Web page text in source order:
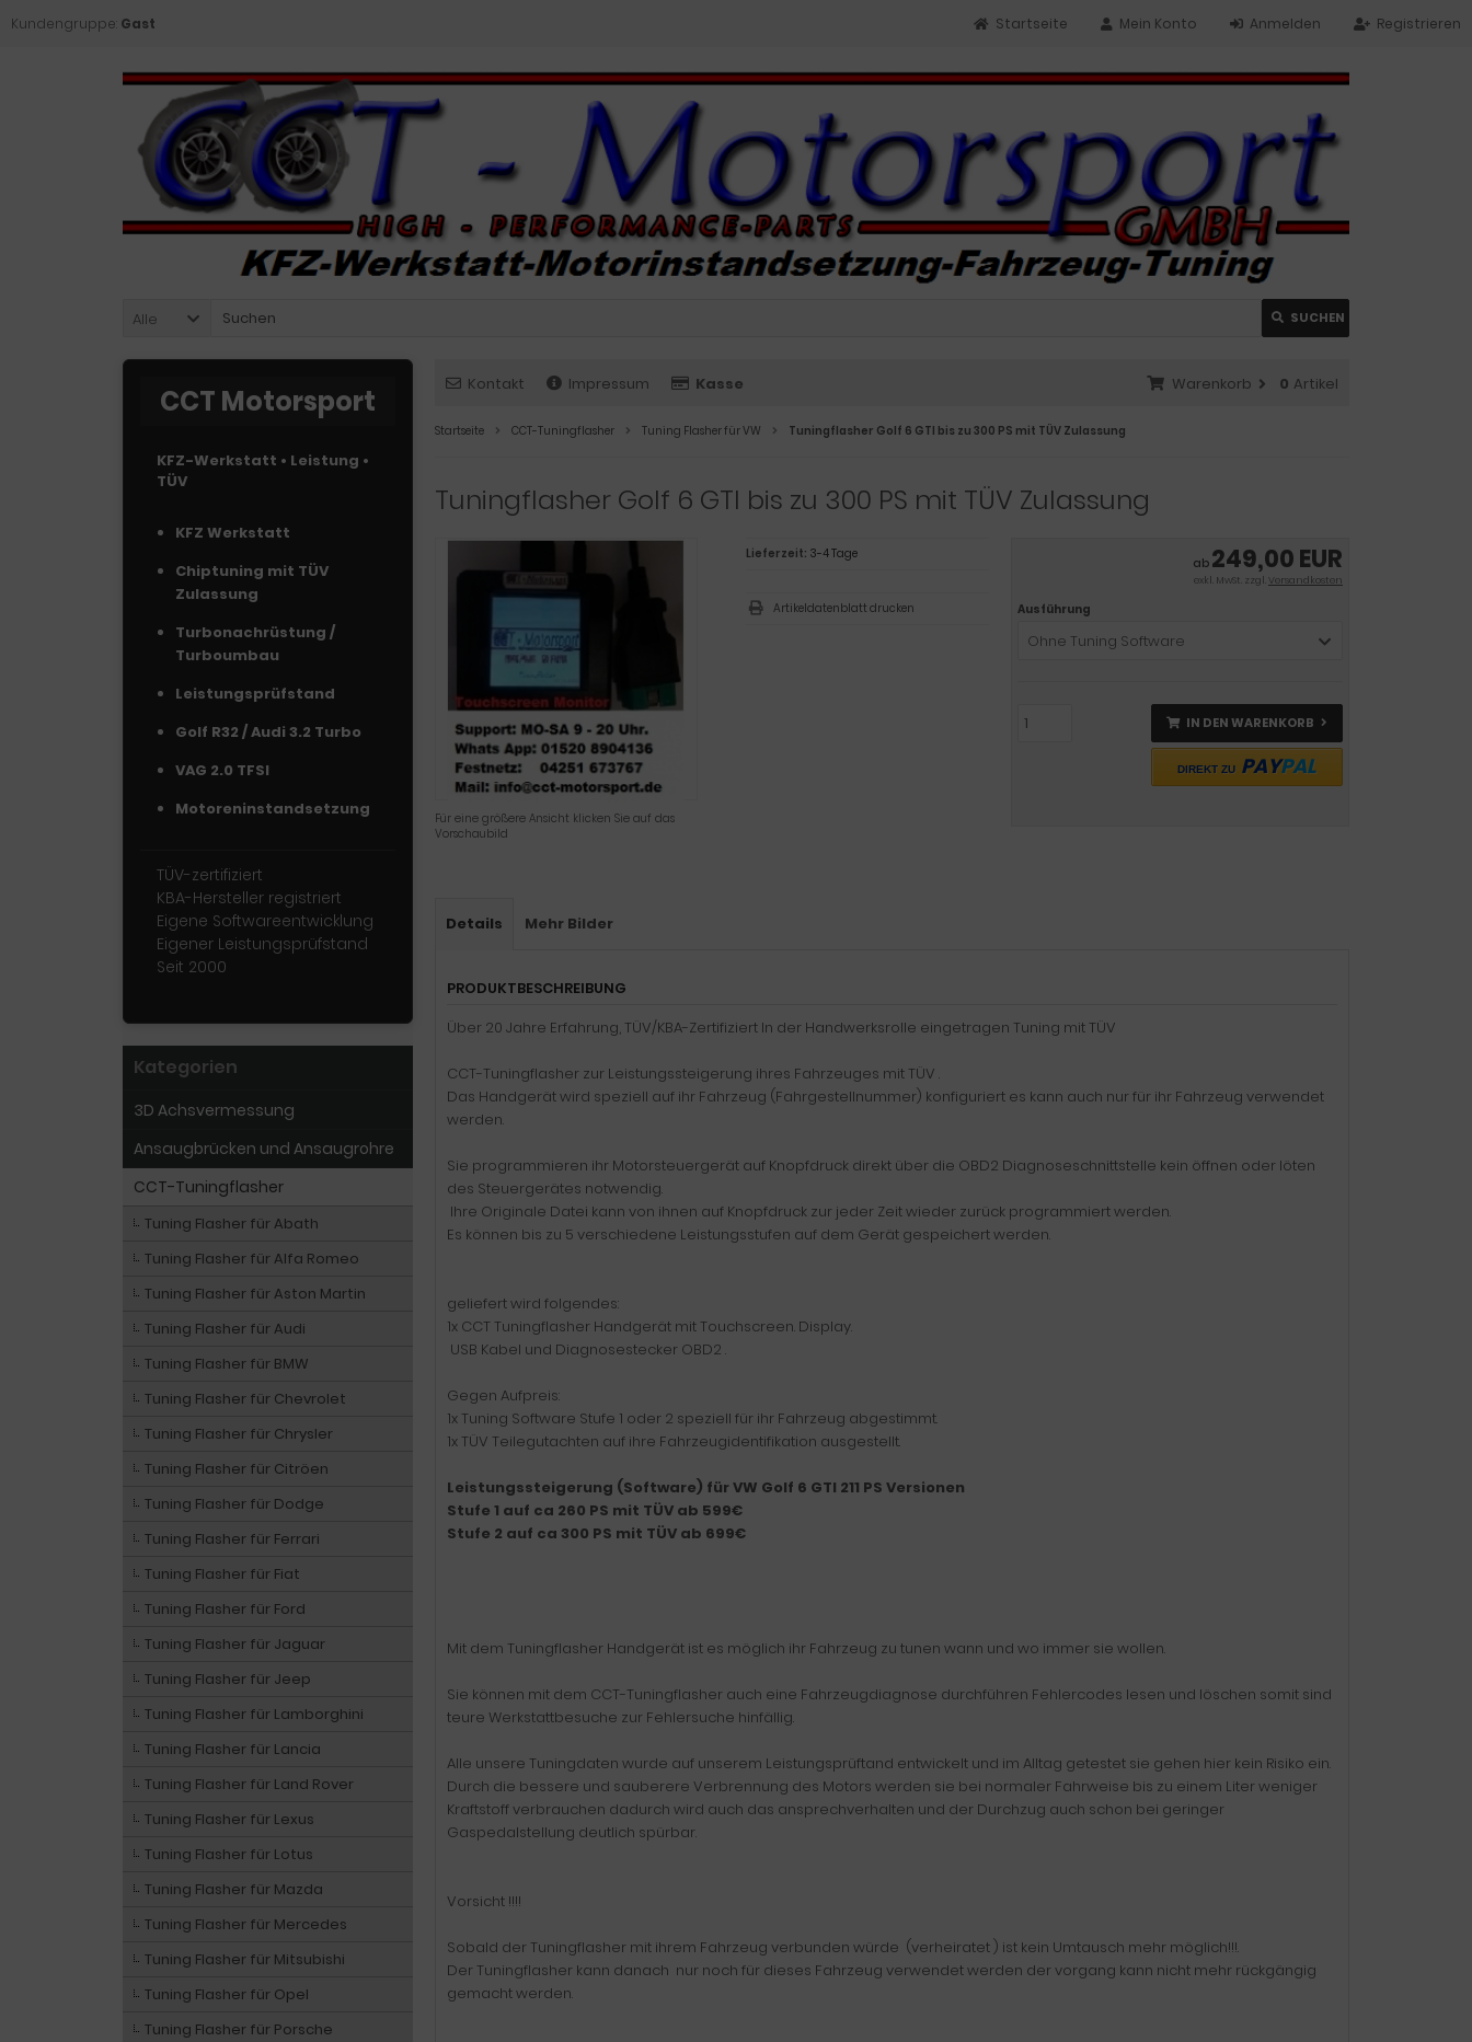
Kundengruppe: Gast Registrieren
Anmelden
Mein Konto
Startseite
Alle SUCHEN
Kontakt Impressum Kasse Warenkorb 0 Artikel
Startseite CCT-Tuningflasher Tuning Flasher für VW Tuningflasher Golf 6 GTI bis zu 300 PS mit TÜV Zulassung
Tuningflasher Golf 6 GTI bis zu 300 PS mit TÜV Zulassung
Für eine größere Ansicht klicken Sie auf das
Vorschaubild
ab 249,00 EUR
exkl. MwSt. zzgl.Versandkosten
Ausführung
Ohne Tuning Software
IN DEN WARENKORB
DIREKT ZU PAYPAL
Lieferzeit: 3-4 Tage
Artikeldatenblatt drucken
Details Mehr Bilder
PRODUKTBESCHREIBUNG
Über 20 Jahre Erfahrung, TÜV/KBA-Zertifiziert In der Handwerksrolle eingetragen Tuning mit TÜV
CCT-Tuningflasher zur Leistungssteigerung ihres Fahrzeuges mit TÜV .
Das Handgerät wird speziell auf ihr Fahrzeug (Fahrgestellnummer) konfiguriert es kann auch nur für ihr Fahrzeug verwendet
werden.
Sie programmieren ihr Motorsteuergerät auf Knopfdruck direkt über die OBD2 Diagnoseschnittstelle kein öffnen oder löten
des Steuergerätes notwendig.
Ihre Originale Datei kann von ihnen auf Knopfdruck zur jeder Zeit wieder zurück programmiert werden.
Es können bis zu 5 verschiedene Leistungsstufen auf dem Gerät gespeichert werden.
geliefert wird folgendes:
1x CCT Tuningflasher Handgerät mit Touchscreen. Display.
USB Kabel und Diagnosestecker OBD2 .
Gegen Aufpreis:
1x Tuning Software Stufe 1 oder 2 speziell für ihr Fahrzeug abgestimmt.
1x TÜV Teilegutachten auf ihre Fahrzeugidentifikation ausgestellt.
Leistungssteigerung (Software) für VW Golf 6 GTI 211 PS Versionen
Stufe 1 auf ca 260 PS mit TÜV ab 599€
Stufe 2 auf ca 300 PS mit TÜV ab 699€
Mit dem Tuningflasher Handgerät ist es möglich ihr Fahrzeug zu tunen wann und wo immer sie wollen.
Sie können mit dem CCT-Tuningflasher auch eine Fahrzeugdiagnose durchführen Fehlercodes lesen und löschen somit sind
teure Werkstattbesuche zur Fehlersuche hinfällig.
Alle unsere Tuningdaten wurde auf unserem Leistungsprüftand entwickelt und im Alltag getestet sie gehen hier kein Risiko ein.
Durch die bessere und sauberere Verbrennung des Motors werden sie bei normaler Fahrweise bis zu einem Liter weniger
Kraftstoff verbrauchen dadurch wird auch das ansprechverhalten und der Durchzug auch schon bei geringer
Gaspedalstellung deutlich spürbar.
Vorsicht !!!!
Sobald der Tuningflasher mit ihrem Fahrzeug verbunden würde (verheiratet ) ist kein Umtausch mehr möglich!!!.
Der Tuningflasher kann danach nur noch für dieses Fahrzeug verwendet werden der vorgang kann nicht mehr rückgängig
gemacht werden.
CCT Motorsport
KFZ-Werkstatt • Leistung •
TÜV
KFZ Werkstatt
Chiptuning mit TÜV
Zulassung
Turbonachrüstung /
Turboumbau
Leistungsprüfstand
Golf R32 / Audi 3.2 Turbo
VAG 2.0 TFSI
Motoreninstandsetzung
TÜV-zertifiziert
KBA-Hersteller registriert
Eigene Softwareentwicklung
Eigener Leistungsprüfstand
Seit 2000
Kategorien
3D Achsvermessung
Ansaugbrücken und Ansaugrohre
CCT-Tuningflasher
Tuning Flasher für Abath
Tuning Flasher für Alfa Romeo
Tuning Flasher für Aston Martin
Tuning Flasher für Audi
Tuning Flasher für BMW
Tuning Flasher für Chevrolet
Tuning Flasher für Chrysler
Tuning Flasher für Citröen
Tuning Flasher für Dodge
Tuning Flasher für Ferrari
Tuning Flasher für Fiat
Tuning Flasher für Ford
Tuning Flasher für Jaguar
Tuning Flasher für Jeep
Tuning Flasher für Lamborghini
Tuning Flasher für Lancia
Tuning Flasher für Land Rover
Tuning Flasher für Lexus
Tuning Flasher für Lotus
Tuning Flasher für Mazda
Tuning Flasher für Mercedes
Tuning Flasher für Mitsubishi
Tuning Flasher für Opel
Tuning Flasher für Porsche